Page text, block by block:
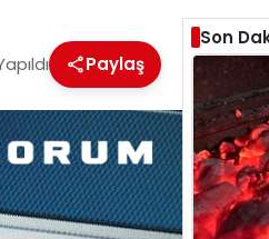
Paylaş
Son